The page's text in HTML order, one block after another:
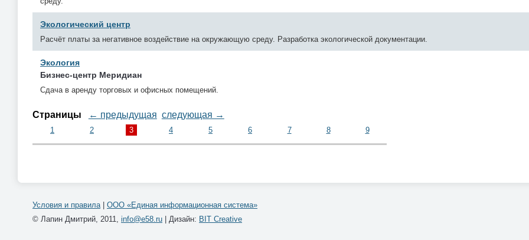
Экологический центр
Расчёт платы за негативное воздействие на окружающую среду. Разработка экологической документации.
Экология
Бизнес-центр Меридиан
Сдача в аренду торговых и офисных помещений.
Страницы ← предыдущая следующая →
1 2 3 4 5 6 7 8 9
Условия и правила|
ООО «Единая информационная система»
© Лапин Дмитрий, 2011, info@e58.ru | Дизайн: BIT Creative